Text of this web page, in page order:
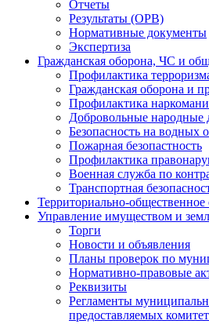
Отчеты
Результаты (ОРВ)
Нормативные документы
Экспертиза
Гражданская оборона, ЧС и
Профилактика
Гражданская оборона и
Профилактика
Добровольные
Безопасность на водных
Пожарная безопастность
Профилактика
Военная служба по
Транспортная
Территориально-общественное
Управление имуществом и
Торги
Новости и объявления
Планы проверок по
Нормативно-правовые
Реквизиты
Регламенты
предоставляемых